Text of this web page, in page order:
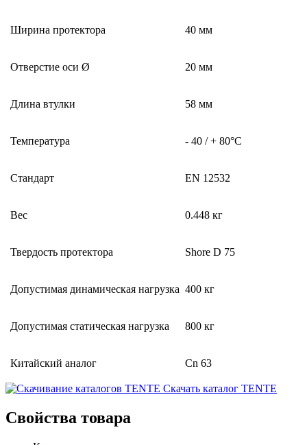
Ширина протектора 40 мм
Отверстие оси Ø 20 мм
Длина втулки 58 мм
Температура - 40 / + 80°C
Стандарт EN 12532
Вес 0.448 кг
Твердость протектора Shore D 75
Допустимая динамическая нагрузка 400 кг
Допустимая статическая нагрузка 800 кг
Китайский аналог Cn 63
Скачать каталог TENTE
Свойства товара